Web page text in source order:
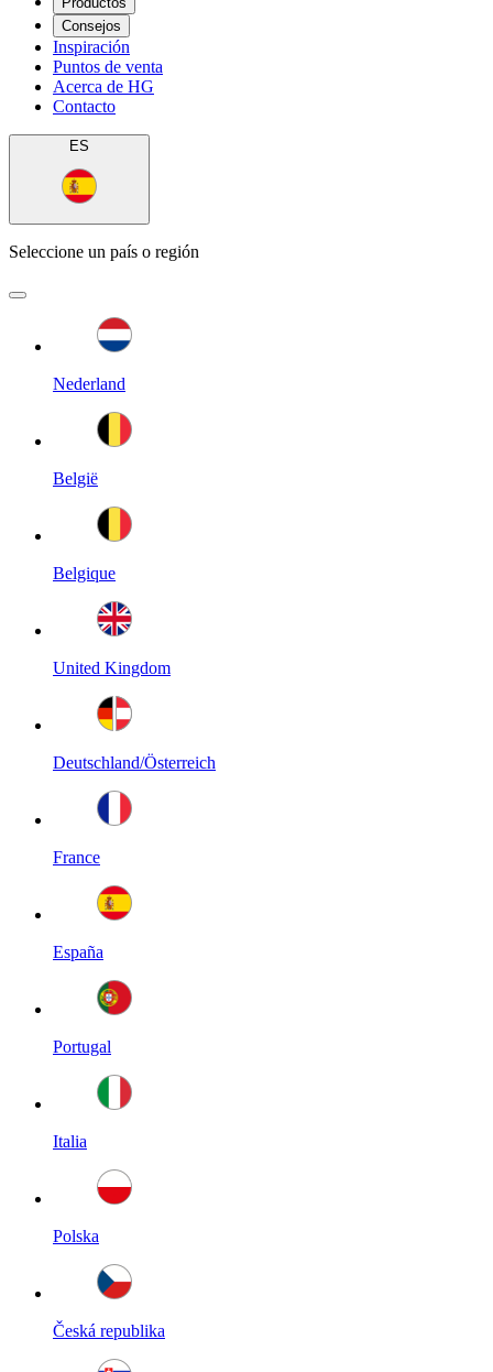
Consejos
Inspiración
Puntos de venta
Acerca de HG
Contacto
ES
Seleccione un país o región
Nederland
België
Belgique
United Kingdom
Deutschland/Österreich
France
España
Portugal
Italia
Polska
Česká republika